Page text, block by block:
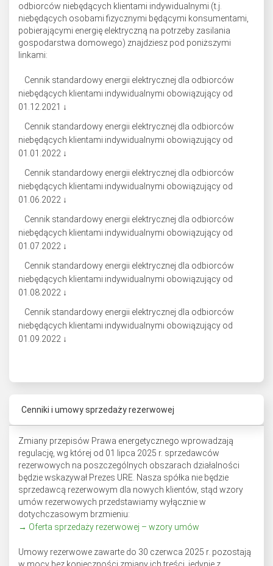
odbiorców niebędących klientami indywidualnymi (t.j.
niebędących osobami fizycznymi będącymi konsumentami,
pobierającymi energię elektryczną na potrzeby zasilania
gospodarstwa domowego) znajdziesz pod poniższymi
linkami:
Cennik standardowy energii elektrycznej dla odbiorców
niebędących klientami indywidualnymi obowiązujący od
01.12.2021 ↓
Cennik standardowy energii elektrycznej dla odbiorców
niebędących klientami indywidualnymi obowiązujący od
01.01.2022 ↓
Cennik standardowy energii elektrycznej dla odbiorców
niebędących klientami indywidualnymi obowiązujący od
01.06.2022 ↓
Cennik standardowy energii elektrycznej dla odbiorców
niebędących klientami indywidualnymi obowiązujący od
01.07.2022 ↓
Cennik standardowy energii elektrycznej dla odbiorców
niebędących klientami indywidualnymi obowiązujący od
01.08.2022 ↓
Cennik standardowy energii elektrycznej dla odbiorców
niebędących klientami indywidualnymi obowiązujący od
01.09.2022 ↓
Cenniki i umowy sprzedaży rezerwowej
Zmiany przepisów Prawa energetycznego wprowadzają
regulację, wg której od 01 lipca 2025 r. sprzedawców
rezerwowych na poszczególnych obszarach działalności
będzie wskazywał Prezes URE. Nasza spółka nie będzie
sprzedawcą rezerwowym dla nowych klientów, stąd wzory
umów rezerwowych przedstawiamy wyłącznie w
dotychczasowym brzmieniu:
→ Oferta sprzedaży rezerwowej – wzory umów
Umowy rezerwowe zawarte do 30 czerwca 2025 r. pozostają